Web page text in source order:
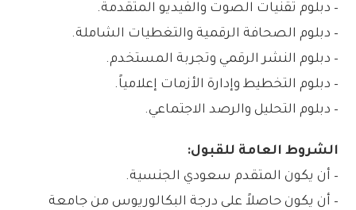
– دبلوم تقنيات الصوت والفيديو المتقدمة.
– دبلوم الصحافة الرقمية والتغطيات الشاملة.
– دبلوم النشر الرقمي وتجربة المستخدم.
– دبلوم التخطيط وإدارة الأزمات إعلامياً.
– دبلوم التحليل والرصد الاجتماعي.
الشروط العامة للقبول:
– أن يكون المتقدم سعودي الجنسية.
– أن يكون حاصلاً على درجة البكالوريوس من جامعة